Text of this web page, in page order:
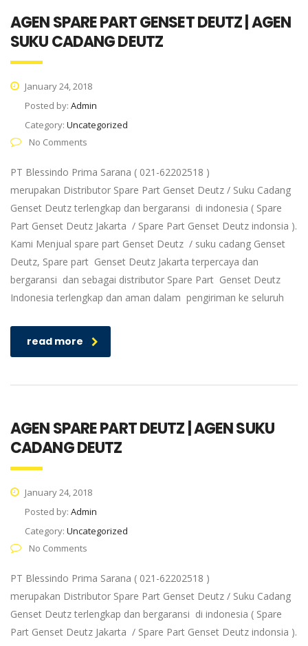
AGEN SPARE PART GENSET DEUTZ | AGEN
SUKU CADANG DEUTZ
January 24, 2018
Posted by: Admin
Category: Uncategorized
No Comments
PT Blessindo Prima Sarana ( 021-62202518 )
merupakan Distributor Spare Part Genset Deutz / Suku Cadang
Genset Deutz terlengkap dan bergaransi di indonesia ( Spare
Part Genset Deutz Jakarta / Spare Part Genset Deutz indonsia ).
Kami Menjual spare part Genset Deutz / suku cadang Genset
Deutz, Spare part Genset Deutz Jakarta terpercaya dan
bergaransi dan sebagai distributor Spare Part Genset Deutz
Indonesia terlengkap dan aman dalam pengiriman ke seluruh
read more
AGEN SPARE PART DEUTZ | AGEN SUKU
CADANG DEUTZ
January 24, 2018
Posted by: Admin
Category: Uncategorized
No Comments
PT Blessindo Prima Sarana ( 021-62202518 )
merupakan Distributor Spare Part Genset Deutz / Suku Cadang
Genset Deutz terlengkap dan bergaransi di indonesia ( Spare
Part Genset Deutz Jakarta / Spare Part Genset Deutz indonsia ).